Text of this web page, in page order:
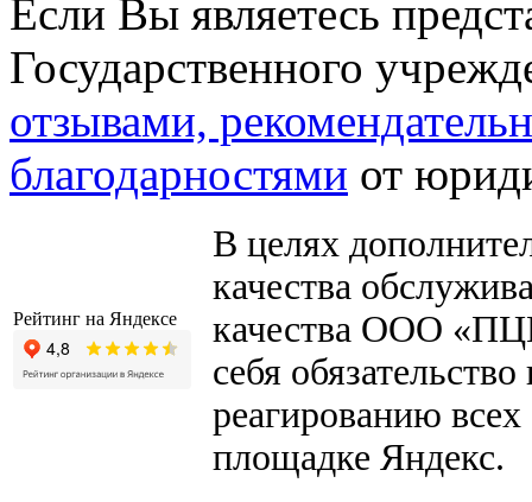
Если Вы являетесь
Государственного
отзывами,
благодарностями от
Рейтинг на Яндексе
В целях
качества
качества ООО
себя
реагированию
площадке Яндекс.